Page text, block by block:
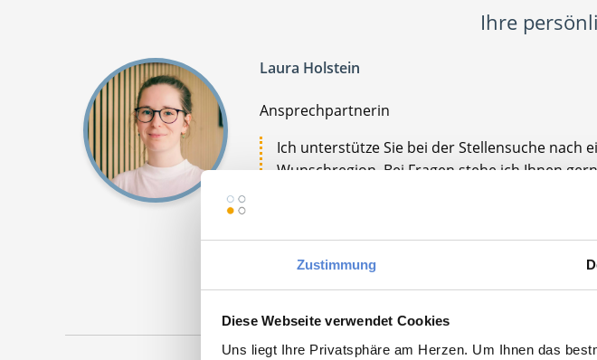
Zustimmung
Diese Webseite verwendet Cookies
Uns liegt Ihre Privatsphäre am Herzen. Um Ihnen das
Ihre
Laura Holstein
Ansprechpartnerin
Ich unterstütze Sie bei der Stellensuche nach
Wunschregion. Bei Fragen stehe ich Ihnen